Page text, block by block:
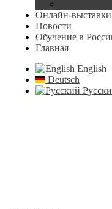
Онлайн-выставки
Новости
Обучение в
Главная
English
Deutsch